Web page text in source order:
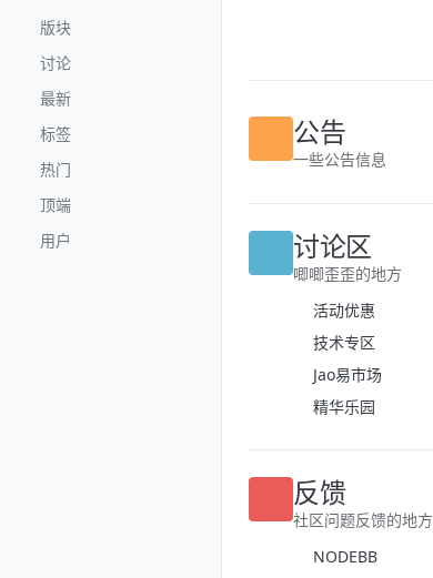
版块
讨论
最新
标签
热门
顶端
用户
公告
一些公告信息
讨论区
唧唧歪歪的地方
活动优惠
技术专区
Jao易市场
精华乐园
反馈
社区问题反馈的地方
NODEBB